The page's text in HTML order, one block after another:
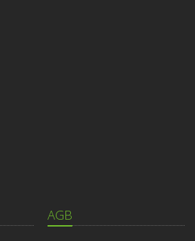
AGB